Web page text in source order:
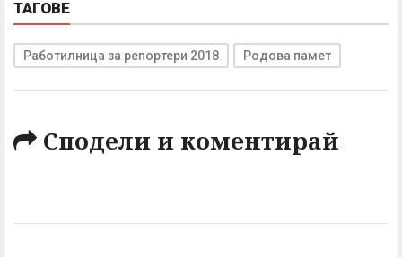
ТАГОВЕ
Работилница за репортери 2018 Родова памет
Сподели и коментирай